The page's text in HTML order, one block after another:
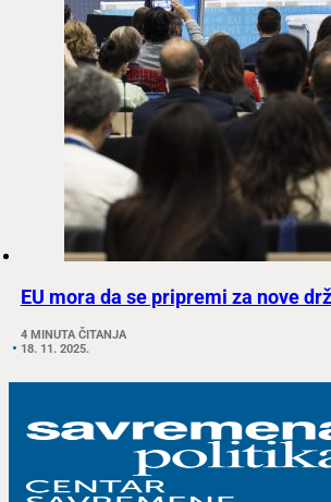
EU mora da se pripremi za nove
4 MINUTA ČITANJA
18. 11. 2025.